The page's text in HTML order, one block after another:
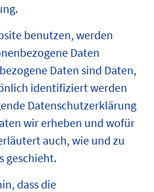
benutzen, werden
Daten
Daten sind Daten,
identifiziert werden
Datenschutzerklärung
wir erheben und wofür
auch, wie und zu
geschieht.
dass die